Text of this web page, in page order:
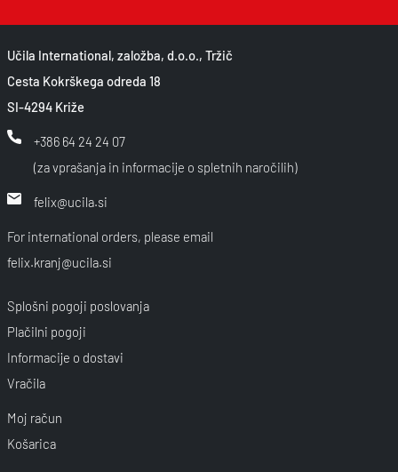
Učila International, založba, d.o.o., Tržič
Cesta Kokrškega odreda 18
SI-4294 Križe
+386 64 24 24 07
(za vprašanja in informacije o spletnih naročilih)
felix@ucila.si
For international orders, please email
felix.kranj@ucila.si
Splošni pogoji poslovanja
Plačilni pogoji
Informacije o dostavi
Vračila
Moj račun
Košarica